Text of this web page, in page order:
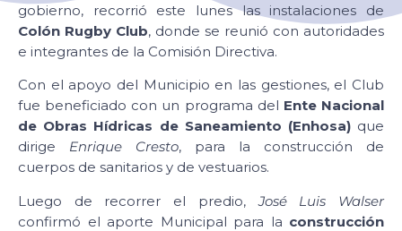
gobierno, recorrió este lunes las instalaciones de
Colón Rugby Club, donde se reunió con autoridades
e integrantes de la Comisión Directiva.
Con el apoyo del Municipio en las gestiones, el Club
fue beneficiado con un programa del Ente Nacional
de Obras Hídricas de Saneamiento (Enhosa)que
dirige Enrique Cresto, para la construcción de
cuerpos de sanitarios y de vestuarios.
Luego de recorrer el predio,José Luis Walser
confirmó el aporte Municipal para la construcción